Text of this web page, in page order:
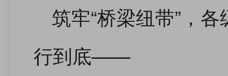
筑牢“桥梁纽带”，
行到底——